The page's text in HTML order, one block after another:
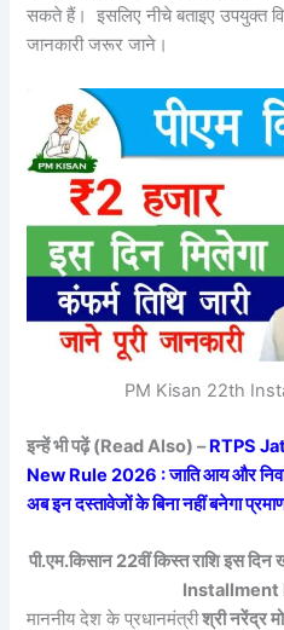
सकते हैं। इसलिए नीचे बताइए उपयुक्त
जानकारी जरूर जाने।
PM Kisan 22th
इन्हें भी पढ़ें (Read Also) –RTPS
New Rule 2026 : जाति आय और
अब इन दस्तावेजों के बिना नहीं बनेगा
पी.एम.किसान 22वीं किस्त राशि इस
Installment
माननीय देश के प्रधानमंत्रीश्री नरेंद्र